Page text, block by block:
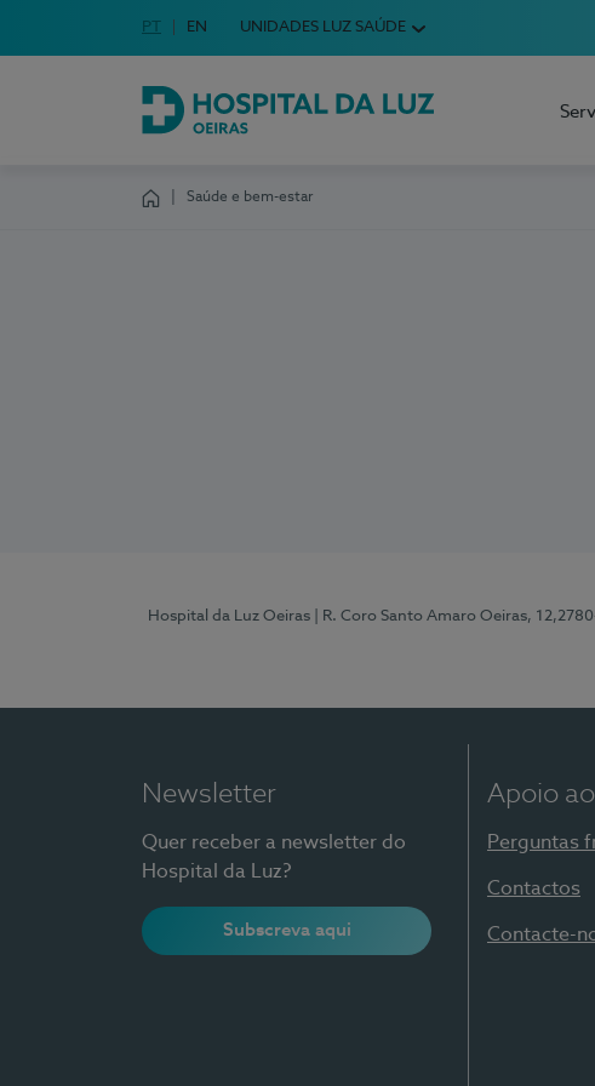
Escolha o seu idioma
Idioma em Português
PT English Language
EN UNIDADES LUZ SAÚDE
Hospital da Luz Oeiras
Saúde e bem-estar
Hospital da Luz Oeiras | R. Coro Santo Amaro Oeiras,
Newsletter
Quer receber a newsletter do
Hospital da Luz?
Subscreva aqui
Apoio
Perguntas
Contactos
Contacte-